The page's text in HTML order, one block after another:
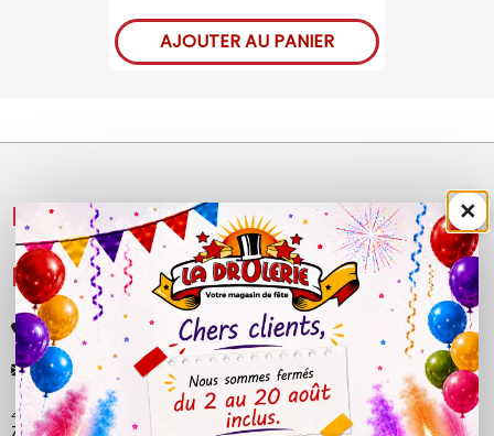
AJOUTER AU PANIER
NOS PRODUITS 
LÉGAL 
+33 (0)4 50 40 81 00
contact@ladrolerie.fr
38 Rue de la Maladière
×